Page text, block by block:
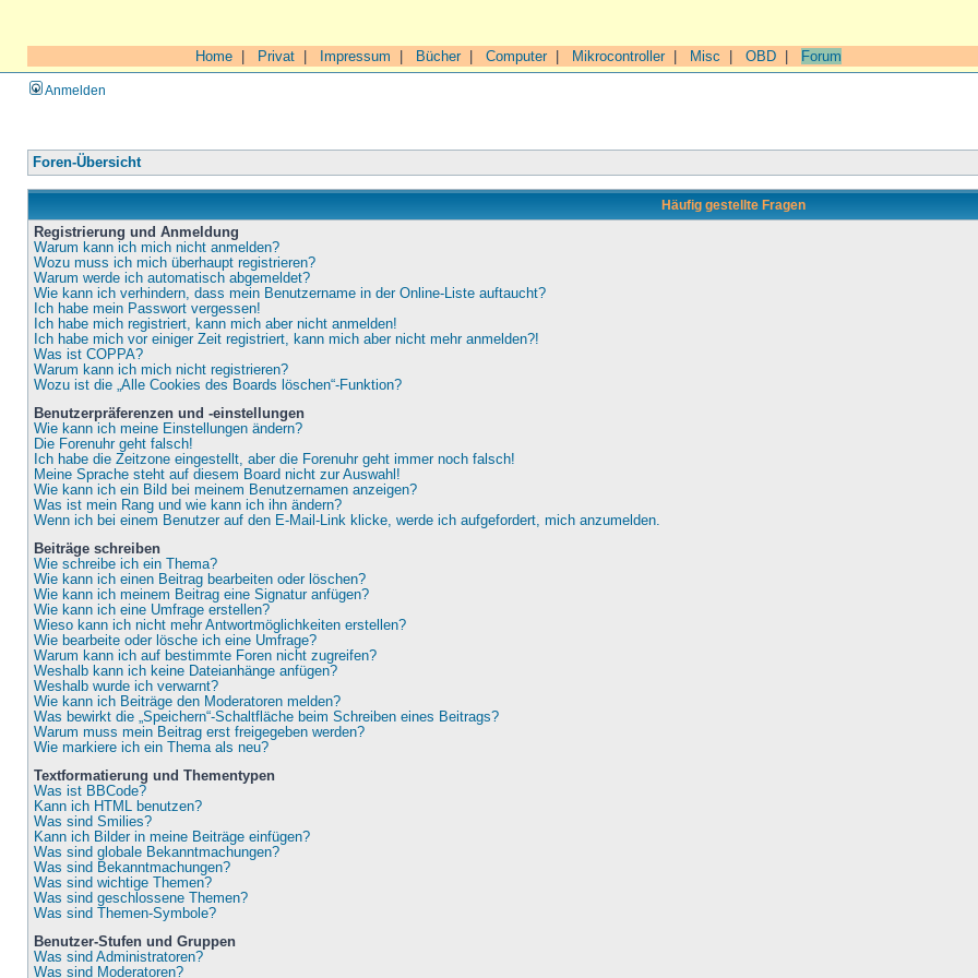
Home Privat Impressum Bücher| Computer| Mikrocontroller| Misc OBD Forum
Anmelden
Foren-Übersicht
Häufig gestellte Fragen
Registrierung und Anmeldung
Warum kann ich mich nicht anmelden?
Wozu muss ich mich überhaupt registrieren?
Warum werde ich automatisch abgemeldet?
Wie kann ich verhindern, dass mein Benutzername in der Online-Liste auftaucht?
Ich habe mein Passwort vergessen!
Ich habe mich registriert, kann mich aber nicht anmelden!
Ich habe mich vor einiger Zeit registriert, kann mich aber nicht mehr anmelden?!
Was ist COPPA?
Warum kann ich mich nicht registrieren?
Wozu ist die „Alle Cookies des Boards löschen“-Funktion?
Benutzerpräferenzen und -einstellungen
Wie kann ich meine Einstellungen ändern?
Die Forenuhr geht falsch!
Ich habe die Zeitzone eingestellt, aber die Forenuhr geht immer noch falsch!
Meine Sprache steht auf diesem Board nicht zur Auswahl!
Wie kann ich ein Bild bei meinem Benutzernamen anzeigen?
Was ist mein Rang und wie kann ich ihn ändern?
Wenn ich bei einem Benutzer auf den E-Mail-Link klicke, werde ich aufgefordert, mich anzumelden.
Beiträge schreiben
Wie schreibe ich ein Thema?
Wie kann ich einen Beitrag bearbeiten oder löschen?
Wie kann ich meinem Beitrag eine Signatur anfügen?
Wie kann ich eine Umfrage erstellen?
Wieso kann ich nicht mehr Antwortmöglichkeiten erstellen?
Wie bearbeite oder lösche ich eine Umfrage?
Warum kann ich auf bestimmte Foren nicht zugreifen?
Weshalb kann ich keine Dateianhänge anfügen?
Weshalb wurde ich verwarnt?
Wie kann ich Beiträge den Moderatoren melden?
Was bewirkt die „Speichern“-Schaltfläche beim Schreiben eines Beitrags?
Warum muss mein Beitrag erst freigegeben werden?
Wie markiere ich ein Thema als neu?
Textformatierung und Thementypen
Was ist BBCode?
Kann ich HTML benutzen?
Was sind Smilies?
Kann ich Bilder in meine Beiträge einfügen?
Was sind globale Bekanntmachungen?
Was sind Bekanntmachungen?
Was sind wichtige Themen?
Was sind geschlossene Themen?
Was sind Themen-Symbole?
Benutzer-Stufen und Gruppen
Was sind Administratoren?
Was sind Moderatoren?